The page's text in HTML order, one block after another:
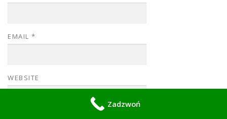
EMAIL *
WEBSITE
Zadzwoń